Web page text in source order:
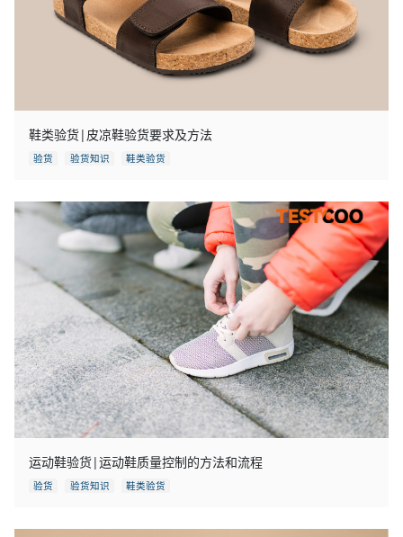
鞋类验货|皮凉鞋验货要求及方法
验货 验货知识 鞋类验货
运动鞋验货|运动鞋质量控制的方法和流程
验货 验货知识 鞋类验货